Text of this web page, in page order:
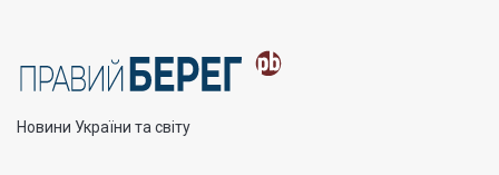
Новини України та світу